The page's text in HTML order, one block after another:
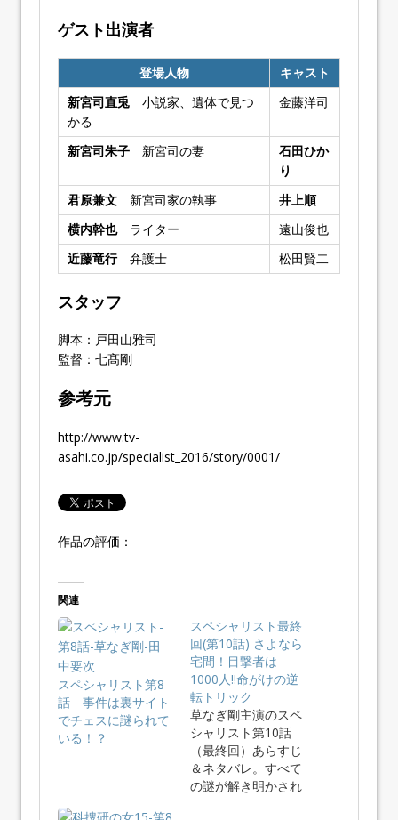
ゲスト出演者
登場人物
キャスト
新宮司直兎 小説家、遺体で見つ
かる
金藤洋司
新宮司朱子 新宮司の妻
石田ひか
り
君原兼文 新宮司家の執事
井上順
横内幹也ライター
遠山俊也
近藤竜行弁護士 松田賢二
スタッフ
脚本：戸田山雅司
監督：七髙剛
参考元
http://www.tv-
asahi.co.jp/specialist_2016/story/0001/
作品の評価：
関連
スペシャリスト第8
話 事件は裏サイト
でチェスに謎られて
いる！？
スペシャリスト最終
回(第10話) さよなら
宅間！目撃者は
1000人!!命がけの逆
転トリック
草なぎ剛主演のスペ
シャリスト第10話
（最終回）あらすじ
＆ネタバレ。すべて
の謎が解き明かされ